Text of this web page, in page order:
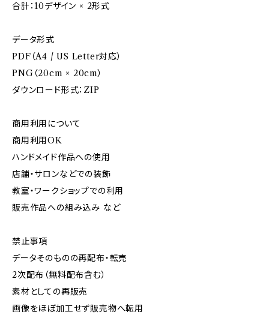
合計：10デザイン × 2形式
データ形式
PDF（A4 / US Letter対応）
PNG（20cm × 20cm）
ダウンロード形式：ZIP
商用利用について
商用利用OK
ハンドメイド作品への使用
店舗・サロンなどでの装飾
教室・ワークショップでの利用
販売作品への組み込み など
禁止事項
データそのものの再配布・転売
2次配布（無料配布含む）
素材としての再販売
画像をほぼ加工せず販売物へ転用